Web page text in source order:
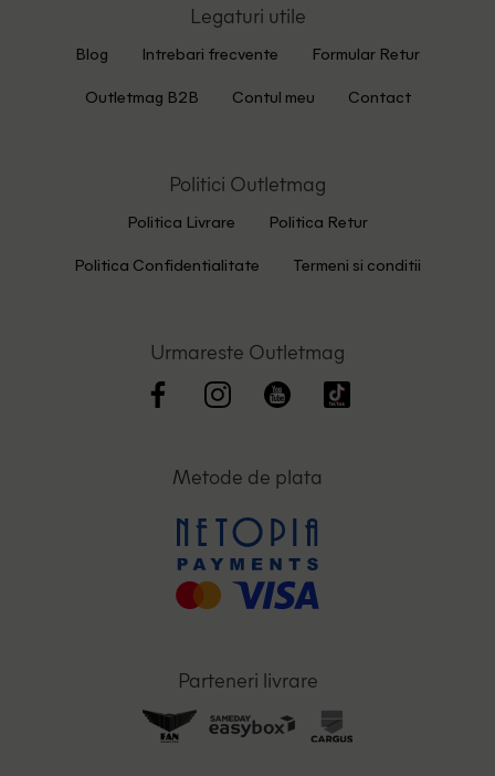
Legaturi utile
Blog Intrebari frecvente Formular Retur
Outletmag B2B Contul meu Contact
Politici Outletmag
Politica Livrare Politica Retur
Politica Confidentialitate Termeni si conditii
Urmareste Outletmag
Metode de plata
Parteneri livrare